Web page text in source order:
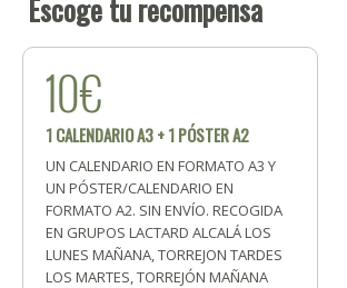
Escoge tu recompensa
10€
1 CALENDARIO A3 + 1 PÓSTER A2
UN CALENDARIO EN FORMATO A3 Y
UN PÓSTER/CALENDARIO EN
FORMATO A2. SIN ENVÍO. RECOGIDA
EN GRUPOS LACTARD ALCALÁ LOS
LUNES MAÑANA, TORREJON TARDES
LOS MARTES, TORREJÓN MAÑANA